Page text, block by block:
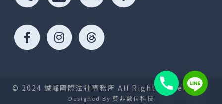
© 2024 誠峰國際法律事務所 All Rights Reserved.
Designed By 莫非數位科技